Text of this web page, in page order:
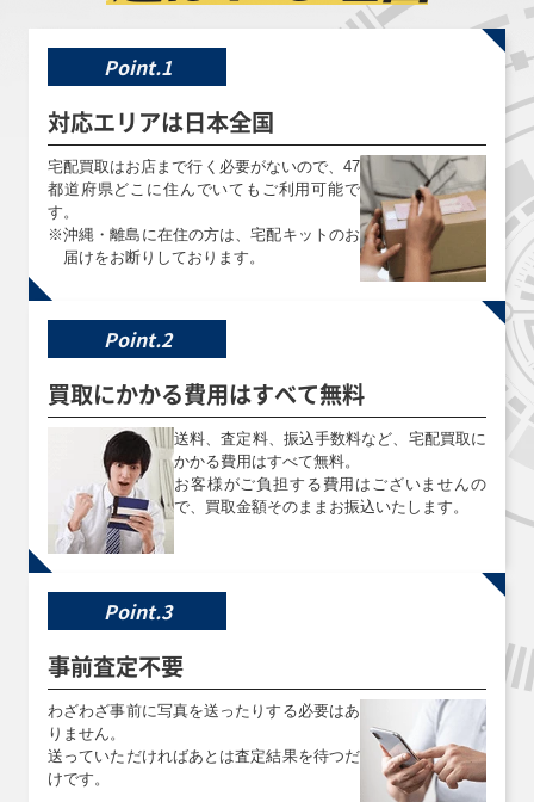
￥7,100
買取価格
買取価格
￥6,700
スゲート DUAD-
JP069 プリズマ
ティックシークレ
ット
買取価格
ズ・メイデン
DOOD-JPS06 プ
リズマティックシ
ークレット
買取価格
￥6,700
クレット
買取価格
￥6,700
黒魔導のカーテン
(オーバーフレー
ム) LOCH-JP003
買取価格
蒼の深淵 ディー
LOCR-JP002 プ
リズマティックシ
買取価格
￥6,700
ズマティックシー
クレット
買取価格
￥6,700
ウィッチクラフト
マスター・ヴェー
ル(オーバーフレ
ーム) RV01-
ット
￥6,500
108-007 ウルトラ
買取価格
￥6,500
伝説の白き龍
Point.1
対応エリアは日本全国
宅配買取はお店まで行く必要がないので、47
都道府県どこに住んでいてもご利用可能で
す。
※沖縄・離島に在住の方は、宅配キットのお
届けをお断りしております。
Point.2
買取にかかる費用はすべて無料
送料、査定料、振込手数料など、宅配買取に
かかる費用はすべて無料。
お客様がご負担する費用はございませんの
で、買取金額そのままお振込いたします。
Point.3
事前査定不要
わざわざ事前に写真を送ったりする必要はあ
りません。
送っていただければあとは査定結果を待つだ
けです。